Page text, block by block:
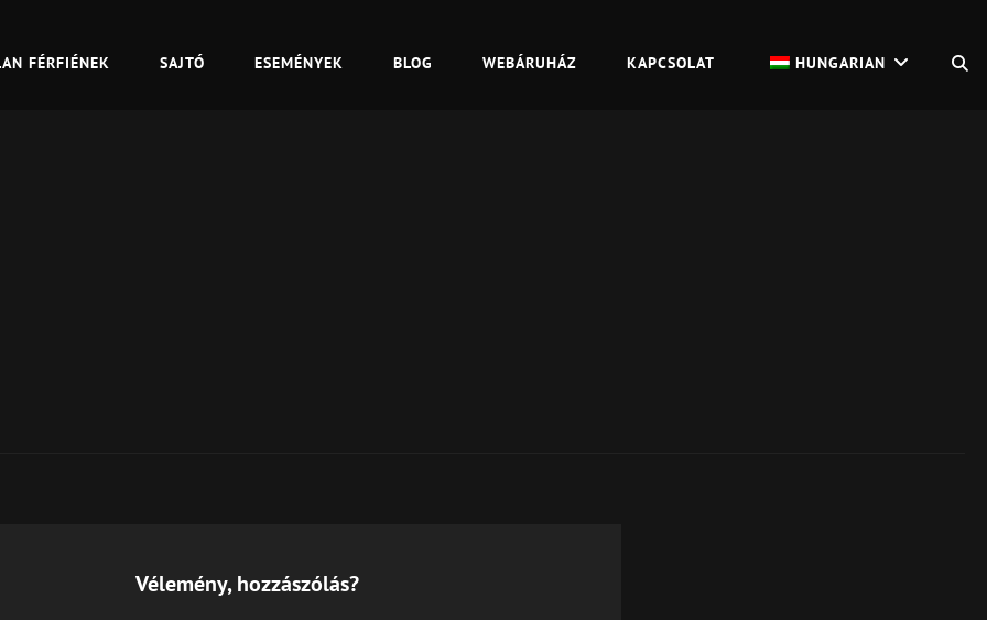
FÉRFIÉNEK SAJTÓ ESEMÉNYEK BLOG WEBÁRUHÁZ KAPCSOLAT HUNGARIAN
Vélemény, hozzászólás?